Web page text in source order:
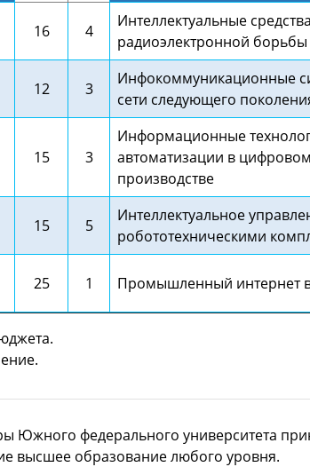
16 4
Интеллектуальные средства
радиоэлектронной борьбы
12 3
Инфокоммуникационные
сети следующего
15 3
Информационные
автоматизации в цифровом
производстве
15 5
Интеллектуальное
робототехническими
25 1 Промышленный интернет
Южного федерального университета
высшее образование любого уровня.